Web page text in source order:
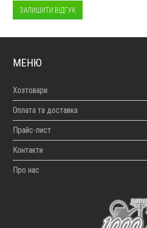
ЗАЛИШИТИ ВІДГУК
МЕНЮ
Хозтовари
Оплата та доставка
Прайс-лист
Контакти
Про нас